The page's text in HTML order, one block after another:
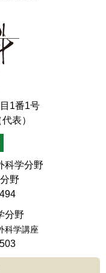
1番1号
表）
科学分野
野
分野
科学講座